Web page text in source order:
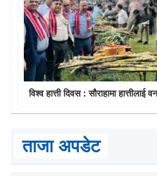
विश्व हात्ती दिवस : सौराहामा हात्तीलाई
ताजा अपडेट